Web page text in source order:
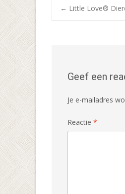
← Little Love®
Geef een
Je e-mailadres
Reactie *